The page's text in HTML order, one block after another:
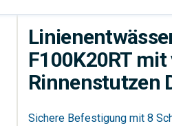
F100K20RT
Rinnenstutzen
Sichere Befestigung mit 8